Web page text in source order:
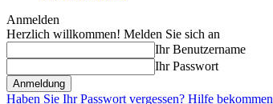
Anmelden
Herzlich willkommen! Melden Sie sich an
Ihr Benutzername
Ihr Passwort
Haben Sie Ihr Passwort vergessen? Hilfe bekommen